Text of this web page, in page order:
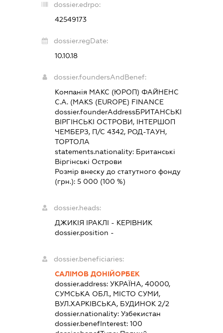
dossier.edrpo:
42549173
dossier.regDate:
10.10.18
dossier.foundersAndBenef:
Компанія МАКС (ЮРОП) ФАЙНЕНС
С.А. (MAKS (EUROPE) FINANCE
dossier.founderAddressБРИТАНСЬКІ
ВІРГІНСЬКІ ОСТРОВИ, ІНТЕРШОП
ЧЕМБЕРЗ, П/С 4342, РОД-ТАУН,
ТОРТОЛА
statements.nationality: Британські
Віргінські Острови
Розмір внеску до статутного фонду
(грн.): 5 000 (100 %)
dossier.heads:
ДЖИКІЯ ІРАКЛІ - КЕРІВНИК
dossier.position -
dossier.beneficiaries:
САЛІМОВ ДОНІЙОРБЕК
dossier.address: УКРАЇНА, 40000,
СУМСЬКА ОБЛ., МІСТО СУМИ,
ВУЛ.ХАРКІВСЬКА, БУДИНОК 2/2
dossier.nationality: Узбекистан
dossier.benefInterest: 100